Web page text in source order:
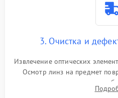
3. Очистка и
Извлечение оптических
Осмотр линз на предмет
покрытия или появления
спецрастворами. Проверка